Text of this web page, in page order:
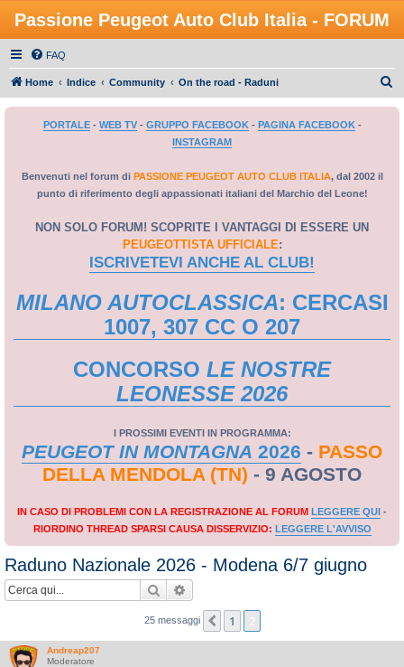
Passione Peugeot Auto Club Italia - FORUM
FAQ
Home Indice Community On the road - Raduni
PORTALE- WEB TV- GRUPPO FACEBOOK- PAGINA FACEBOOK-
INSTAGRAM
Benvenuti nel forum di PASSIONE PEUGEOT AUTO CLUB ITALIA, dal 2002 il
punto di riferimento degli appassionati italiani del Marchio del Leone!
NON SOLO FORUM! SCOPRITE I VANTAGGI DI ESSERE UN
PEUGEOTTISTA UFFICIALE:
ISCRIVETEVI ANCHE AL CLUB!
MILANO AUTOCLASSICA: CERCASI
1007, 307 CC O 207
CONCORSO LE NOSTRE
LEONESSE 2026
I PROSSIMI EVENTI IN PROGRAMMA:
PEUGEOT IN MONTAGNA 2026 - PASSO
DELLA MENDOLA (TN) - 9 AGOSTO
IN CASO DI PROBLEMI CON LA REGISTRAZIONE AL FORUM LEGGERE QUI -
RIORDINO THREAD SPARSI CAUSA DISSERVIZIO: LEGGERE L'AVVISO
Raduno Nazionale 2026 - Modena 6/7 giugno
Cerca
25 messaggi Precedente
1
Andreap207
Moderatore